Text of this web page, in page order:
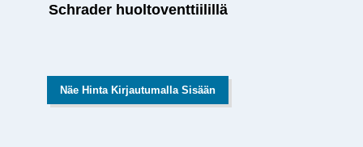
Schrader huoltoventtiilillä
Näe Hinta Kirjautumalla Sisään